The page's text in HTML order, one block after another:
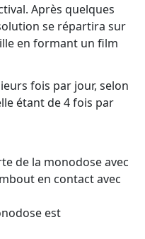
Après quelques
se répartira sur
en formant un film
fois par jour, selon
étant de 4 fois par
de la monodose avec
en contact avec
est